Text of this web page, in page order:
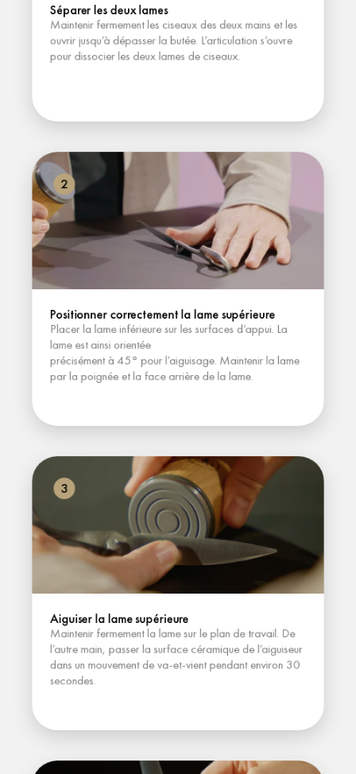
Séparer les deux lames
Maintenir fermement les ciseaux des deux mains et les
ouvrir jusqu’à dépasser la butée. L’articulation s’ouvre
pour dissocier les deux lames de ciseaux.
2
Positionner correctement la lame supérieure
Placer la lame inférieure sur les surfaces d’appui. La
lame est ainsi orientée
précisément à 45° pour l’aiguisage. Maintenir la lame
par la poignée et la face arrière de la lame.
3
Aiguiser la lame supérieure
Maintenir fermement la lame sur le plan de travail. De
l’autre main, passer la surface céramique de l’aiguiseur
dans un mouvement de va-et-vient pendant environ 30
secondes.